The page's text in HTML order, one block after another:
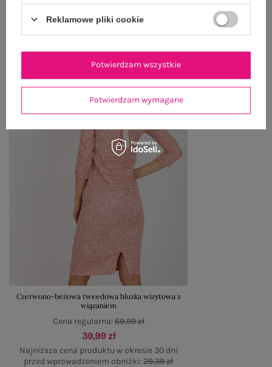
OSTATNIO OGLĄDANE
Zobacz wszystko
Czerwono-beżowa tweedowa bluzka wizytowa z
wiązaniem
39,99 zł
Najniższa cena produktu w okresie 30 dni
przed wprowadzeniem obniżki:29,39 zł
Cena regularna:69,99 zł
Reklamowe pliki cookie
Potwierdzam wymagane
Potwierdzam wszystkie